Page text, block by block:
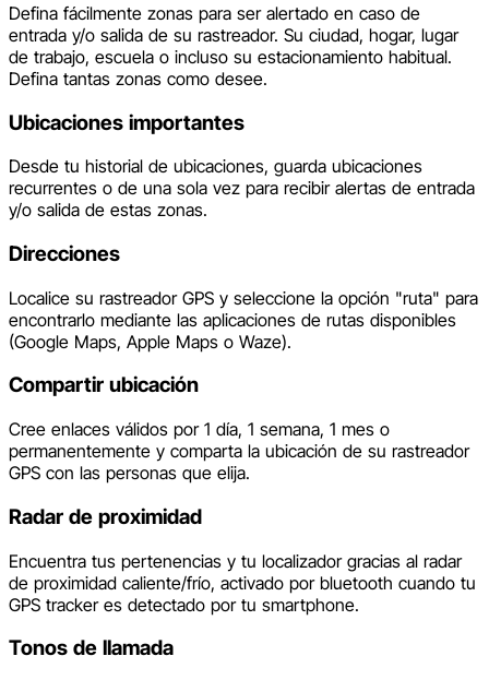
Defina fácilmente zonas para ser alertado en caso de
entrada y/o salida de su rastreador. Su ciudad, hogar, lugar
de trabajo, escuela o incluso su estacionamiento habitual.
Defina tantas zonas como desee.
Ubicaciones importantes
Desde tu historial de ubicaciones, guarda ubicaciones
recurrentes o de una sola vez para recibir alertas de entrada
y/o salida de estas zonas.
Direcciones
Localice su rastreador GPS y seleccione la opción "ruta" para
encontrarlo mediante las aplicaciones de rutas disponibles
(Google Maps, Apple Maps o Waze).
Compartir ubicación
Cree enlaces válidos por 1 día, 1 semana, 1 mes o
permanentemente y comparta la ubicación de su rastreador
GPS con las personas que elija.
Radar de proximidad
Encuentra tus pertenencias y tu localizador gracias al radar
de proximidad caliente/frío, activado por bluetooth cuando tu
GPS tracker es detectado por tu smartphone.
Tonos de llamada